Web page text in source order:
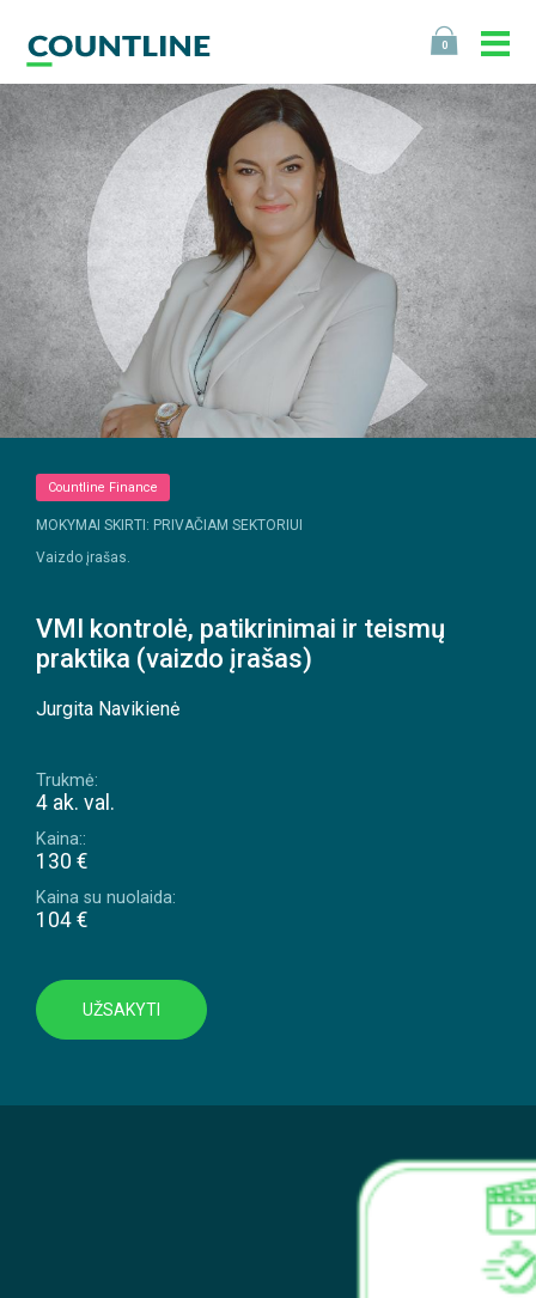
0
Countline Finance
MOKYMAI SKIRTI: PRIVAČIAM SEKTORIUI
Vaizdo įrašas.
VMI kontrolė, patikrinimai ir teismų
praktika (vaizdo įrašas)
Jurgita Navikienė
Trukmė:
4 ak. val.
Kaina::
130 €
Kaina su nuolaida:
104 €
UŽSAKYTI